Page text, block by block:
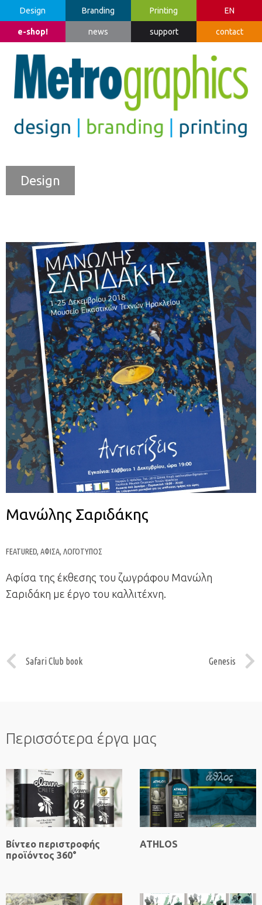
Design Branding Printing EN
e-shop! news support contact
Design
Μανώλης Σαριδάκης
FEATURED, ΑΦΊΣΑ, ΛΟΓΌΤΥΠΟΣ
Αφίσα της έκθεσης του ζωγράφου Μανώλη
Σαριδάκη με έργο του καλλιτέχνη.
Safari Club book Genesis
Περισσότερα έργα μας
Βίντεο περιστροφής
προϊόντος 360°
ATHLOS